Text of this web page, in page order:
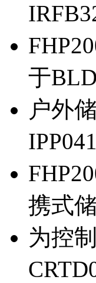
于
户外
携式
为控